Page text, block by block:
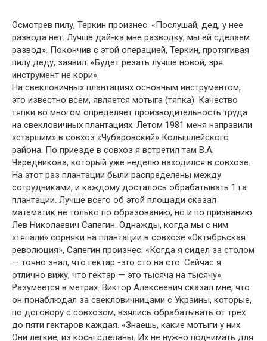
Осмотрев пилу, Теркин произнес: «Послушай, дед, у нее
развода нет. Лучше дай-ка мне разводку, мы ей сделаем
развод». Покончив с этой операцией, Теркин, протягивая
пилу деду, заявил: «Будет резать лучше новой, зря
инструмент не кори».
На свекловичных плантациях основным инструментом,
это известно всем, является мотыга (тяпка). Качество
тяпки во многом определяет производительность труда
на свекловичных плантациях. Летом 1981 меня направили
«старшим» в совхоз «Чубаровский» Колышлейского
района. По приезде в совхоз я встретил там В.А.
Чередникова, который уже неделю находился в совхозе.
На этот раз плантации были распределены между
сотрудниками, и каждому досталось обрабатывать 1 га
плантации. Лучше всего об этой площади сказал
математик не только по образованию, но и по призванию
Лев Николаевич Сапегин. Однажды, когда мы с ним
«тяпали» сорняки на плантации в совхозе «Октябрьская
революция», Сапегин произнес: «Когда я сидел за столом
— точно знал, что гектар -это сто на сто. Сейчас я
отлично вижу, что гектар — это тысяча на тысячу».
Разумеется в метрах. Виктор Алексеевич сказал мне, что
он понаблюдал за свекловичницами с Украины, которые,
по договору с совхозом, взялись обрабатывать от трех
до пяти гектаров каждая. «Знаешь, какие мотыги у них.
Они легкие, из косы сделаны. Их не нужно поднимать для